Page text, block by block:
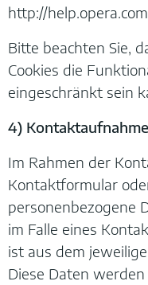
http://
Bitte beachten Sie,
Cookies die
eingeschränkt sein
4) Kontaktaufnahme
Im Rahmen der
Kontaktformular
personenbezogene
im Falle eines
ist aus dem
Diese Daten